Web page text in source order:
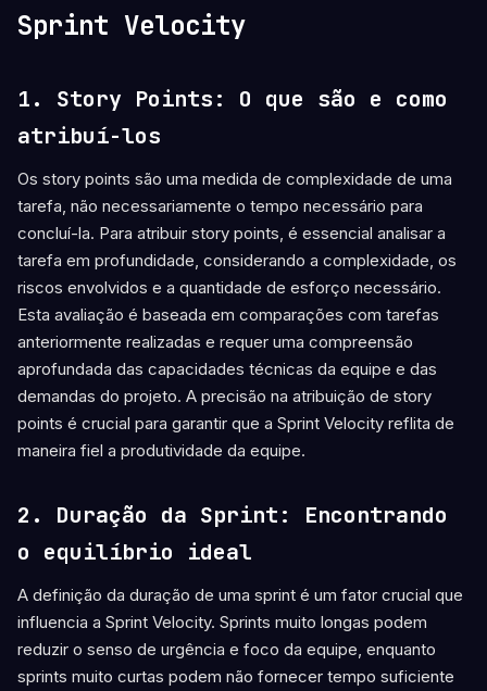
Sprint Velocity
1. Story Points: O que são e como
atribuí-los
Os story points são uma medida de complexidade de uma
tarefa, não necessariamente o tempo necessário para
concluí-la. Para atribuir story points, é essencial analisar a
tarefa em profundidade, considerando a complexidade, os
riscos envolvidos e a quantidade de esforço necessário.
Esta avaliação é baseada em comparações com tarefas
anteriormente realizadas e requer uma compreensão
aprofundada das capacidades técnicas da equipe e das
demandas do projeto. A precisão na atribuição de story
points é crucial para garantir que a Sprint Velocity reflita de
maneira fiel a produtividade da equipe.
2. Duração da Sprint: Encontrando
o equilíbrio ideal
A definição da duração de uma sprint é um fator crucial que
influencia a Sprint Velocity. Sprints muito longas podem
reduzir o senso de urgência e foco da equipe, enquanto
sprints muito curtas podem não fornecer tempo suficiente